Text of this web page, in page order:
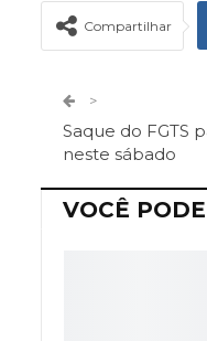
Compartilhar
>
Saque do FGTS
neste sábado
VOCÊ